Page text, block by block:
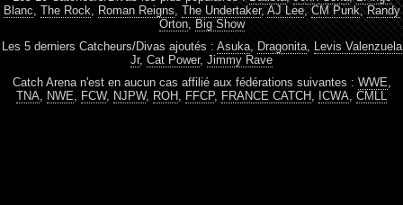
Blanc, The Rock, Roman Reigns, The Undertaker,AJ Lee,CM Punk,Randy
Orton, Big Show
Les 5 derniers Catcheurs/Divas ajoutés : Asuka, Dragonita, Levis Valenzuela
Jr, Cat Power, Jimmy Rave
Catch Arena n'est en aucun cas affilié aux fédérations suivantes : WWE,
TNA, NWE, FCW, NJPW, ROH , FFCP, FRANCE CATCH , ICWA, CMLL